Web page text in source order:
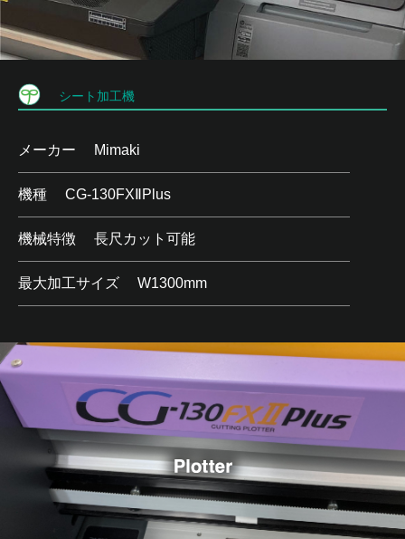
シート加工機
メーカー Mimaki
機種 CG-130FXⅡPlus
機械特徴 長尺カット可能
最大加工サイズ W1300mm